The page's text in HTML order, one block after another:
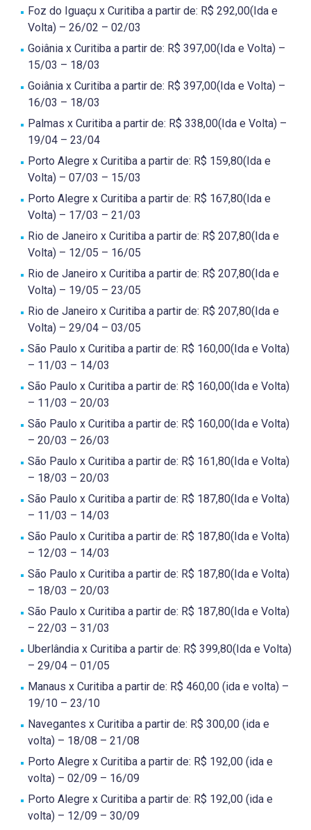
Foz do Iguaçu x Curitiba a partir de: R$ 292,00(Ida e
Volta) – 26/02 – 02/03
Goiânia x Curitiba a partir de: R$ 397,00(Ida e Volta) –
15/03 – 18/03
Goiânia x Curitiba a partir de: R$ 397,00(Ida e Volta) –
16/03 – 18/03
Palmas x Curitiba a partir de: R$ 338,00(Ida e Volta) –
19/04 – 23/04
Porto Alegre x Curitiba a partir de: R$ 159,80(Ida e
Volta) – 07/03 – 15/03
Porto Alegre x Curitiba a partir de: R$ 167,80(Ida e
Volta) – 17/03 – 21/03
Rio de Janeiro x Curitiba a partir de: R$ 207,80(Ida e
Volta) – 12/05 – 16/05
Rio de Janeiro x Curitiba a partir de: R$ 207,80(Ida e
Volta) – 19/05 – 23/05
Rio de Janeiro x Curitiba a partir de: R$ 207,80(Ida e
Volta) – 29/04 – 03/05
São Paulo x Curitiba a partir de: R$ 160,00(Ida e Volta)
– 11/03 – 14/03
São Paulo x Curitiba a partir de: R$ 160,00(Ida e Volta)
– 11/03 – 20/03
São Paulo x Curitiba a partir de: R$ 160,00(Ida e Volta)
– 20/03 – 26/03
São Paulo x Curitiba a partir de: R$ 161,80(Ida e Volta)
– 18/03 – 20/03
São Paulo x Curitiba a partir de: R$ 187,80(Ida e Volta)
– 11/03 – 14/03
São Paulo x Curitiba a partir de: R$ 187,80(Ida e Volta)
– 12/03 – 14/03
São Paulo x Curitiba a partir de: R$ 187,80(Ida e Volta)
– 18/03 – 20/03
São Paulo x Curitiba a partir de: R$ 187,80(Ida e Volta)
– 22/03 – 31/03
Uberlândia x Curitiba a partir de: R$ 399,80(Ida e Volta)
– 29/04 – 01/05
Manaus x Curitiba a partir de: R$ 460,00 (ida e volta) –
19/10 – 23/10
Navegantes x Curitiba a partir de: R$ 300,00 (ida e
volta) – 18/08 – 21/08
Porto Alegre x Curitiba a partir de: R$ 192,00 (ida e
volta) – 02/09 – 16/09
Porto Alegre x Curitiba a partir de: R$ 192,00 (ida e
volta) – 12/09 – 30/09